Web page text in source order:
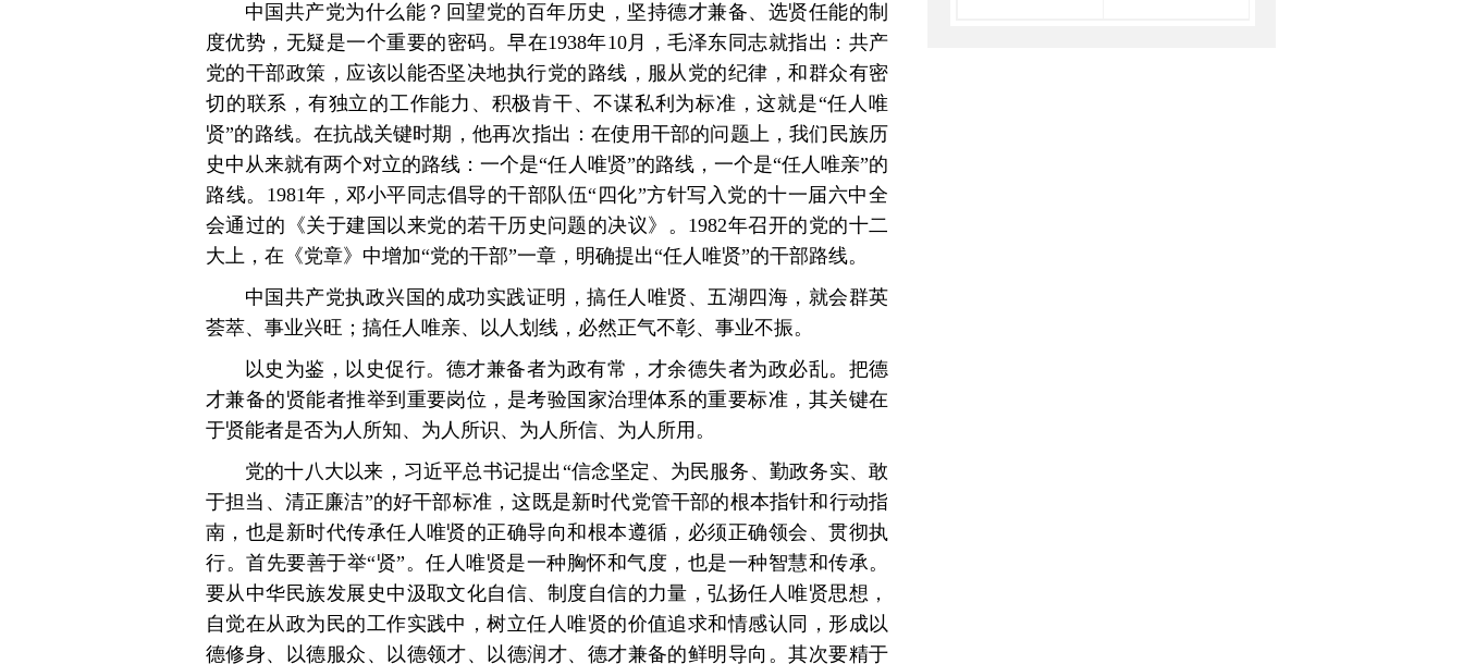
中国共产党为什么能？回望党的百年历史，坚持德才兼备、选贤任能的制
度优势，无疑是一个重要的密码。早在1938年10月，毛泽东同志就指出：共产
党的干部政策，应该以能否坚决地执行党的路线，服从党的纪律，和群众有密
切的联系，有独立的工作能力、积极肯干、不谋私利为标准，这就是“任人唯
贤”的路线。在抗战关键时期，他再次指出：在使用干部的问题上，我们民族历
史中从来就有两个对立的路线：一个是“任人唯贤”的路线，一个是“任人唯亲”的
路线。1981年，邓小平同志倡导的干部队伍“四化”方针写入党的十一届六中全
会通过的《关于建国以来党的若干历史问题的决议》。1982年召开的党的十二
大上，在《党章》中增加“党的干部”一章，明确提出“任人唯贤”的干部路线。
中国共产党执政兴国的成功实践证明，搞任人唯贤、五湖四海，就会群英
荟萃、事业兴旺；搞任人唯亲、以人划线，必然正气不彰、事业不振。
以史为鉴，以史促行。德才兼备者为政有常，才余德失者为政必乱。把德
才兼备的贤能者推举到重要岗位，是考验国家治理体系的重要标准，其关键在
于贤能者是否为人所知、为人所识、为人所信、为人所用。
党的十八大以来，习近平总书记提出“信念坚定、为民服务、勤政务实、敢
于担当、清正廉洁”的好干部标准，这既是新时代党管干部的根本指针和行动指
南，也是新时代传承任人唯贤的正确导向和根本遵循，必须正确领会、贯彻执
行。首先要善于举“贤”。任人唯贤是一种胸怀和气度，也是一种智慧和传承。
要从中华民族发展史中汲取文化自信、制度自信的力量，弘扬任人唯贤思想，
自觉在从政为民的工作实践中，树立任人唯贤的价值追求和情感认同，形成以
德修身、以德服众、以德领才、以德润才、德才兼备的鲜明导向。其次要精于